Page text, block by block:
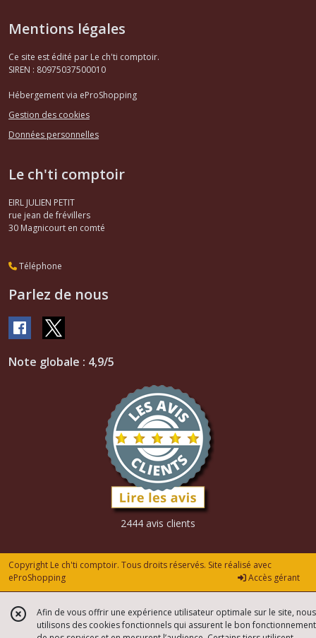
Mentions légales
Ce site est édité par Le ch'ti comptoir.
SIREN : 80975037500010
Hébergement via eProShopping
Gestion des cookies
Données personnelles
Le ch'ti comptoir
EIRL JULIEN PETIT
rue jean de frévillers
30 Magnicourt en comté
Téléphone
Parlez de nous
Note globale : 4,9/5
2444 avis clients
Copyright Le ch'ti comptoir. Tous droits réservés. Site réalisé avec
eProShopping
Accès gérant
Afin de vous offrir une expérience utilisateur optimale sur le site, nous
utilisons des cookies fonctionnels qui assurent le bon fonctionnement